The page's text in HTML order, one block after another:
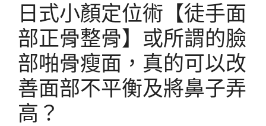
日式小顏定位術【徒手面
部正骨整骨】或所謂的臉
部啪骨瘦面，真的可以改
善面部不平衡及將鼻子弄
高？